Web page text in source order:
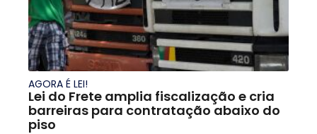
AGORA É LEI!
Lei do Frete amplia fiscalização e cria
barreiras para contratação abaixo do
piso